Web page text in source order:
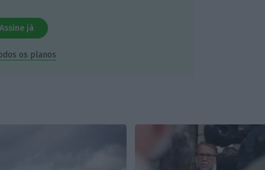
Assine já
os planos